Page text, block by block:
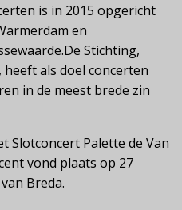
is in 2015 opgericht
en
Stichting,
heeft als doel concerten
in de meest brede zin
Slotconcert Palette de Van
vond plaats op 27
Breda.